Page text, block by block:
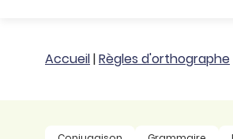
Particuliers
Toutes nos
ressources
Conjugaison
Accueil|Règles d'orthographe